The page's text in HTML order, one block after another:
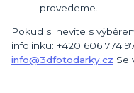
provedeme.
Pokud si nevíte s
infolinku: +420 606 774
info@3dfotodarky.cz Se